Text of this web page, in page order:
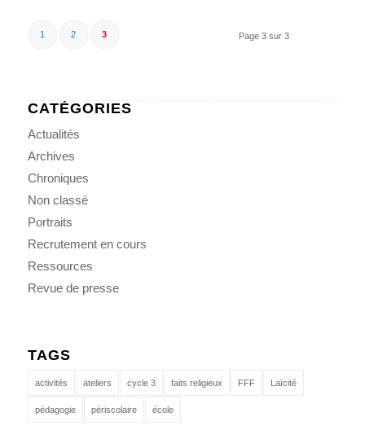
Page 3 sur 3
1 2 3
CATÉGORIES
Actualités
Archives
Chroniques
Non classé
Portraits
Recrutement en cours
Ressources
Revue de presse
TAGS
activités ateliers cycle 3 faits religieux FFF Laïcité
pédagogie périscolaire école